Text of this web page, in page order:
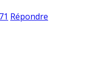
Répondre